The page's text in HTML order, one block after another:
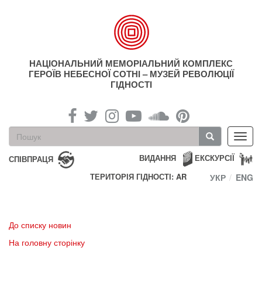
НАЦІОНАЛЬНИЙ МЕМОРІАЛЬНИЙ КОМПЛЕКС
ГЕРОЇВ НЕБЕСНОЇ СОТНІ – МУЗЕЙ РЕВОЛЮЦІЇ
ГІДНОСТІ
Пошукова
форма
Пошук
СПІВПРАЦЯ ЕКСКУРСІЇ
ВИДАННЯ
ТЕРИТОРІЯ ГІДНОСТІ: AR
УКР ENG
До списку новин
На головну сторінку